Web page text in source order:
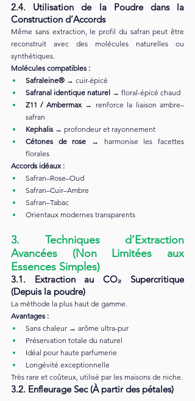
2.4. Utilisation de la Poudre dans la
Construction d’Accords
Même sans extraction, le profil du safran peut être
reconstruit avec des molécules naturelles ou
synthétiques.
Molécules compatibles :
Safraleine® → cuir-épicé
Safranal identique naturel → floral-épicé chaud
Z11 / Ambermax → renforce la liaison ambre–
safran
Kephalis → profondeur et rayonnement
Cétones de rose → harmonise les facettes
florales
Accords idéaux :
Safran–Rose–Oud
Safran–Cuir–Ambre
Safran–Tabac
Orientaux modernes transparents
3. Techniques d’Extraction
Avancées (Non Limitées aux
Essences Simples)
3.1. Extraction au CO₂ Supercritique
(Depuis la poudre)
La méthode la plus haut de gamme.
Avantages :
Sans chaleur → arôme ultra-pur
Préservation totale du naturel
Idéal pour haute parfumerie
Longévité exceptionnelle
Très rare et coûteux, utilisé par les maisons de niche.
3.2. Enfleurage Sec (À partir des pétales)